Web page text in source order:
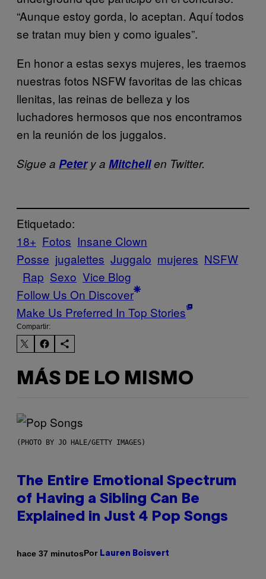
“Aunque estoy gorda, lo aceptan. Aquí todos
se tratan muy bien y como iguales”.
En honor a estas sexys mujeres, les traemos
nuestras fotos NSFW favoritas de las chicas
llenitas, las reinas de belleza y los
luchadores hermosos que nos encontramos
en la reunión de los juggalos.
Sigue a Petery a Mitchellen Twitter.
Etiquetado:
18+ Fotos Insane Clown
Posse jugalettes Juggalo mujeres NSFW
Rap Sexo Vice Blog
Follow Us On Discover
Make Us Preferred In Top Stories
Compartir:
MÁS DE LO MISMO
(PHOTO BY JO HALE/GETTY IMAGES)
The Entire Emotional Spectrum
of Having a Sibling Can Be
Explained in Just 4 Pop Songs
hace 37 minutosPor Lauren Boisvert